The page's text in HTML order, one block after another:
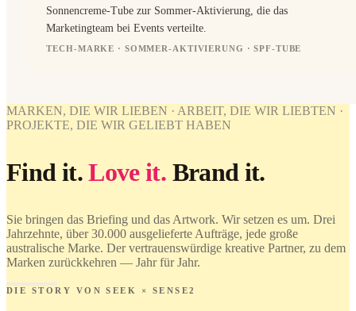
Sonnencreme-Tube zur Sommer-Aktivierung, die das
Marketingteam bei Events verteilte.
TECH-MARKE · SOMMER-AKTIVIERUNG · SPF-TUBE
BRANDED
WORK
SEEK ×
Love it.
Brand it.
MARKEN, DIE WIR LIEBEN · ARBEIT, DIE WIR LIEBTEN ·
PROJEKTE, DIE WIR GELIEBT HABEN
Find it.Love it. Brand it.
Sie bringen das Briefing und das Artwork. Wir setzen es um. Drei
Jahrzehnte, über 30.000 ausgelieferte Aufträge, jede große
australische Marke. Der vertrauenswürdige kreative Partner, zu dem
Marken zurückkehren — Jahr für Jahr.
DIE STORY VON SEEK × SENSE2